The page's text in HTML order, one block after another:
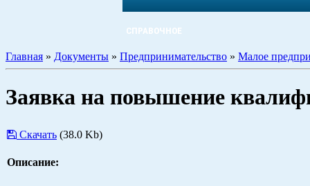
СПРАВОЧНОЕ
Главная » Документы » Предпринимательство » Малое
Заявка на повышение
Скачать (38.0 Kb)
Описание: